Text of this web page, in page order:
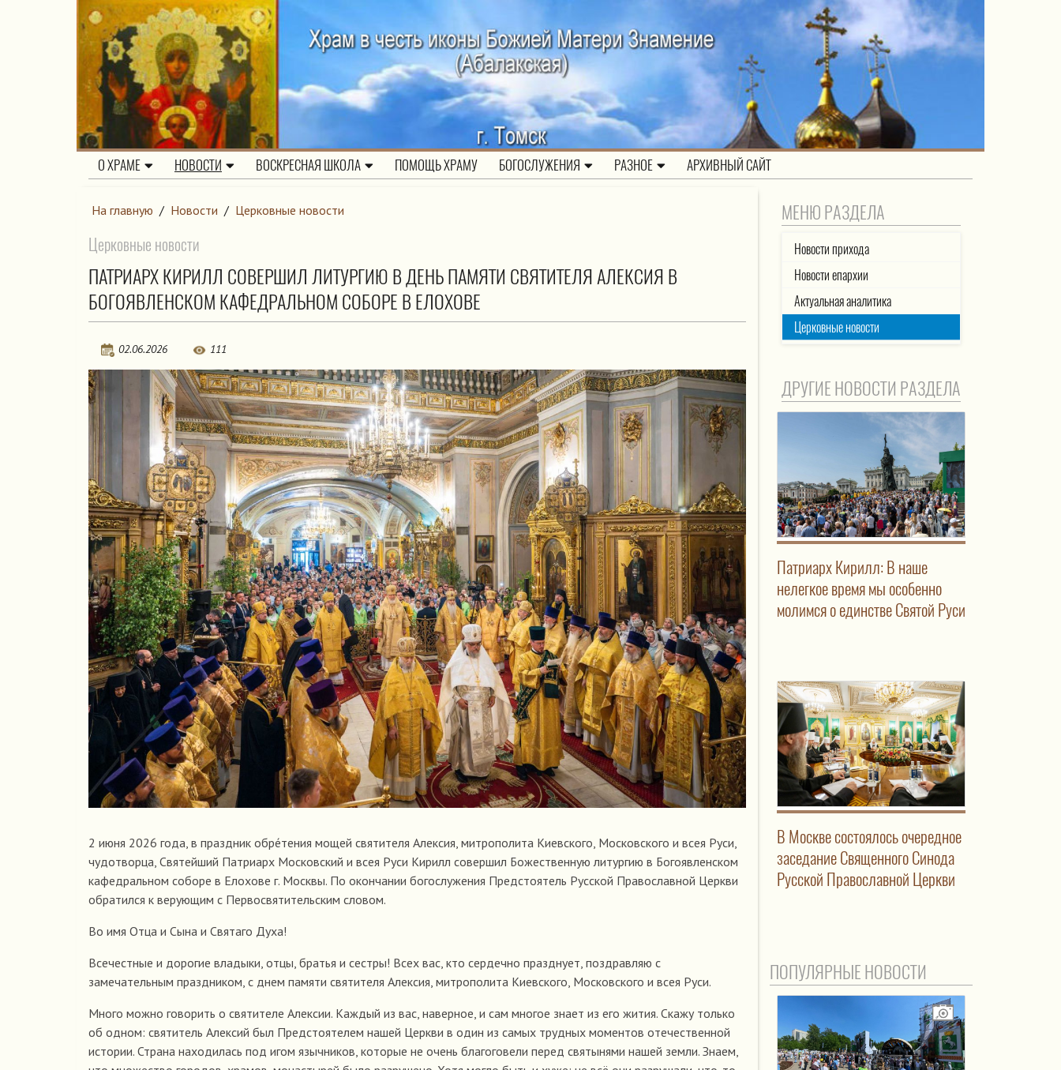
О ХРАМЕ НОВОСТИ ВОСКРЕСНАЯ ШКОЛА ПОМОЩЬ ХРАМУ БОГОСЛУЖЕНИЯ РАЗНОЕ АРХИВНЫЙ САЙТ
На главную / Новости / Церковные новости
Церковные новости
ПАТРИАРХ КИРИЛЛ СОВЕРШИЛ ЛИТУРГИЮ В ДЕНЬ ПАМЯТИ СВЯТИТЕЛЯ АЛЕКСИЯ В
БОГОЯВЛЕНСКОМ КАФЕДРАЛЬНОМ СОБОРЕ В ЕЛОХОВЕ
02.06.2026 111
2 июня 2026 года, в праздник обре́тения мощей святителя Алексия, митрополита Киевского, Московского и всея Руси,
чудотворца, Святейший Патриарх Московский и всея Руси Кирилл совершил Божественную литургию в Богоявленском
кафедральном соборе в Елохове г. Москвы. По окончании богослужения Предстоятель Русской Православной Церкви
обратился к верующим с Первосвятительским словом.
Во имя Отца и Сына и Святаго Духа!
Всечестные и дорогие владыки, отцы, братья и сестры! Всех вас, кто сердечно празднует, поздравляю с
замечательным праздником, с днем памяти святителя Алексия, митрополита Киевского, Московского и всея Руси.
Много можно говорить о святителе Алексии. Каждый из вас, наверное, и сам многое знает из его жития. Скажу только
об одном: святитель Алексий был Предстоятелем нашей Церкви в один из самых трудных моментов отечественной
истории. Страна находилась под игом язычников, которые не очень благоговели перед святынями нашей земли. Знаем,
МЕНЮ РАЗДЕЛА
Новости прихода
Новости епархии
Актуальная аналитика
Церковные новости
ДРУГИЕ НОВОСТИ РАЗДЕЛА
Патриарх Кирилл: В наше
нелегкое время мы особенно
молимся о единстве Святой Руси
В Москве состоялось очередное
заседание Священного Синода
Русской Православной Церкви
ПОПУЛЯРНЫЕ НОВОСТИ